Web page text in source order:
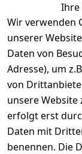
leicht gefüttert
Reißverschluss
Ihre
Wir verwenden
unserer
Daten von
Adresse), um
von
unsere
erfolgt erst
Daten mit
benennen. Die